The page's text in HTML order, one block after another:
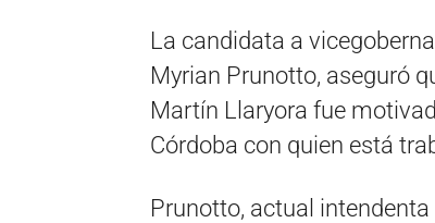
La candidata a
Myrian Prunotto, aseguró
Martín Llaryora fue
Córdoba con quien está
Prunotto, actual